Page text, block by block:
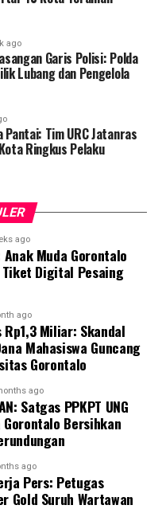
memiliki
di tengah situasi
secara efektif
UNG turut
Situasi Bencana
pedoman standar
dini,
ibu hamil
KKN Profesi
pemberdayaan
instrumen krusial
Angka Kematian Ibu
(AKA).
bencana tidak bisa
kesehatan formal.
masyarakat
ini memperjelas
di lapangan,” ujar
ago
Garis Polisi: Polda
Lubang dan Pengelola
Pantai: Tim URC Jatanras
Ringkus Pelaku
ago
Muda Gorontalo
Digital Pesaing
ago
Rp1,3 Miliar: Skandal
Mahasiswa Guncang
Gorontalo
ago
Satgas PPKPT UNG
Gorontalo Bersihkan
ago
Pers: Petugas
Gold Suruh Wartawan